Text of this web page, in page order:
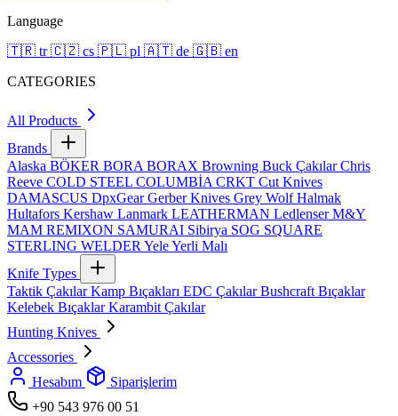
Language
🇹🇷 tr 🇨🇿 cs 🇵🇱 pl 🇦🇹 de 🇬🇧 en
CATEGORIES
All Products
Brands
Alaska BÖKER BORA BORAX Browning Buck ÇakılarChris
Reeve COLD STEEL COLUMBİA CRKT Cut Knives
DAMASCUS DpxGearGerber Knives Grey WolfHalmak
Hultafors Kershaw Lanmark LEATHERMAN LedlenserM&Y
MAM REMIXON SAMURAI Sibirya SOG SQUARE
STERLING WELDER YeleYerli Malı
Knife Types
Taktik ÇakılarKamp Bıçakları EDC ÇakılarBushcraft Bıçaklar
Kelebek BıçaklarKarambit Çakılar
Hunting Knives
Accessories
Hesabım
Siparişlerim
+90 543 976 00 51